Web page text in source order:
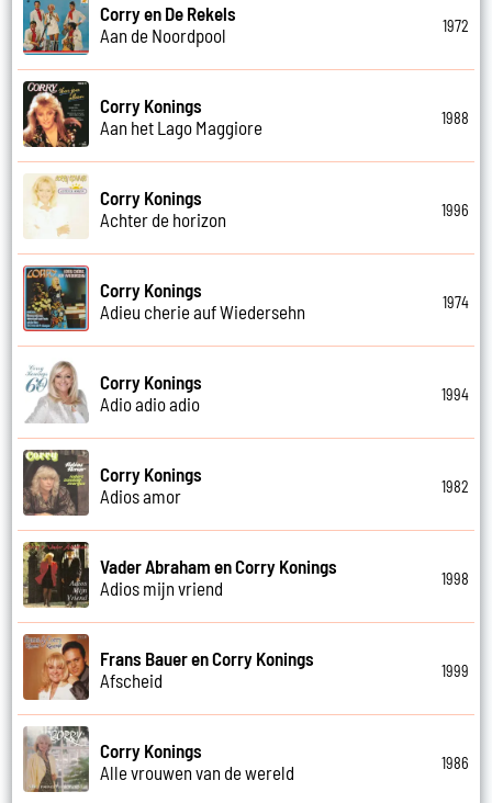
Corry en De Rekels
Aan de Noordpool
1972
Corry Konings
Aan het Lago Maggiore
1988
Corry Konings
Achter de horizon
1996
Corry Konings
Adieu cherie auf Wiedersehn
1974
Corry Konings
Adio adio adio
1994
Corry Konings
Adios amor
1982
Vader Abraham en Corry Konings
Adios mijn vriend
1998
Frans Bauer en Corry Konings
Afscheid
1999
Corry Konings
Alle vrouwen van de wereld
1986